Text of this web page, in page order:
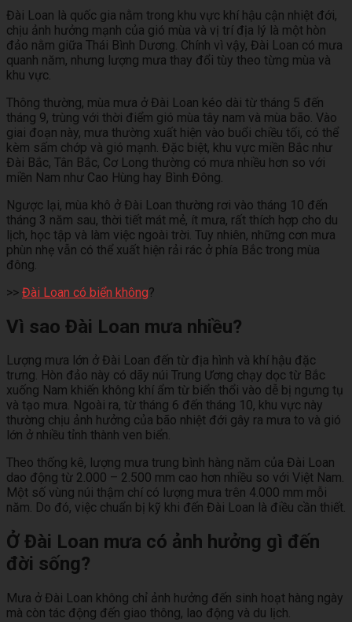
Đài Loan là quốc gia nằm trong khu vực khí hậu cận nhiệt đới,
chịu ảnh hưởng mạnh của gió mùa và vị trí địa lý là một hòn
đảo nằm giữa Thái Bình Dương. Chính vì vậy, Đài Loan có mưa
quanh năm, nhưng lượng mưa thay đổi tùy theo từng mùa và
khu vực.
Thông thường, mùa mưa ở Đài Loan kéo dài từ tháng 5 đến
tháng 9, trùng với thời điểm gió mùa tây nam và mùa bão. Vào
giai đoạn này, mưa thường xuất hiện vào buổi chiều tối, có thể
kèm sấm chớp và gió mạnh. Đặc biệt, khu vực miền Bắc như
Đài Bắc, Tân Bắc, Cơ Long thường có mưa nhiều hơn so với
miền Nam như Cao Hùng hay Bình Đông.
Ngược lại, mùa khô ở Đài Loan thường rơi vào tháng 10 đến
tháng 3 năm sau, thời tiết mát mẻ, ít mưa, rất thích hợp cho du
lịch, học tập và làm việc ngoài trời. Tuy nhiên, những cơn mưa
phùn nhẹ vẫn có thể xuất hiện rải rác ở phía Bắc trong mùa
đông.
>> Đài Loan có biển không?
Vì sao Đài Loan mưa nhiều?
Lượng mưa lớn ở Đài Loan đến từ địa hình và khí hậu đặc
trưng. Hòn đảo này có dãy núi Trung Ương chạy dọc từ Bắc
xuống Nam khiến không khí ẩm từ biển thổi vào dễ bị ngưng tụ
và tạo mưa. Ngoài ra, từ tháng 6 đến tháng 10, khu vực này
thường chịu ảnh hưởng của bão nhiệt đới gây ra mưa to và gió
lớn ở nhiều tỉnh thành ven biển.
Theo thống kê, lượng mưa trung bình hàng năm của Đài Loan
dao động từ 2.000 – 2.500 mm cao hơn nhiều so với Việt Nam.
Một số vùng núi thậm chí có lượng mưa trên 4.000 mm mỗi
năm. Do đó, việc chuẩn bị kỹ khi đến Đài Loan là điều cần thiết.
Ở Đài Loan mưa có ảnh hưởng gì đến
đời sống?
Mưa ở Đài Loan không chỉ ảnh hưởng đến sinh hoạt hàng ngày
mà còn tác động đến giao thông, lao động và du lịch.